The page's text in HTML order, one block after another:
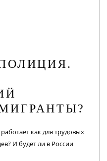
как для трудовых
И будет ли в России